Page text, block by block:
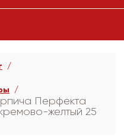
Перфекта
желтый 25